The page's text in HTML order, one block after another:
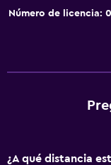
Almuerzos para
Desayuno en la
Número de licencia:
¿A qué distancia